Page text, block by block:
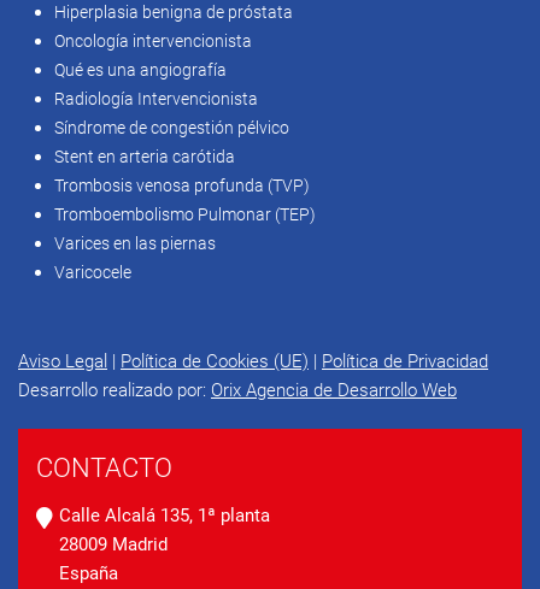
Hiperplasia benigna de próstata
Oncología intervencionista
Qué es una angiografía
Radiología Intervencionista
Síndrome de congestión pélvico
Stent en arteria carótida
Trombosis venosa profunda (TVP)
Tromboembolismo Pulmonar (TEP)
Varices en las piernas
Varicocele
Aviso Legal | Política de Cookies (UE) | Política de Privacidad
Desarrollo realizado por: Orix Agencia de Desarrollo Web
CONTACTO
Calle Alcalá 135, 1ª planta
28009 Madrid
España